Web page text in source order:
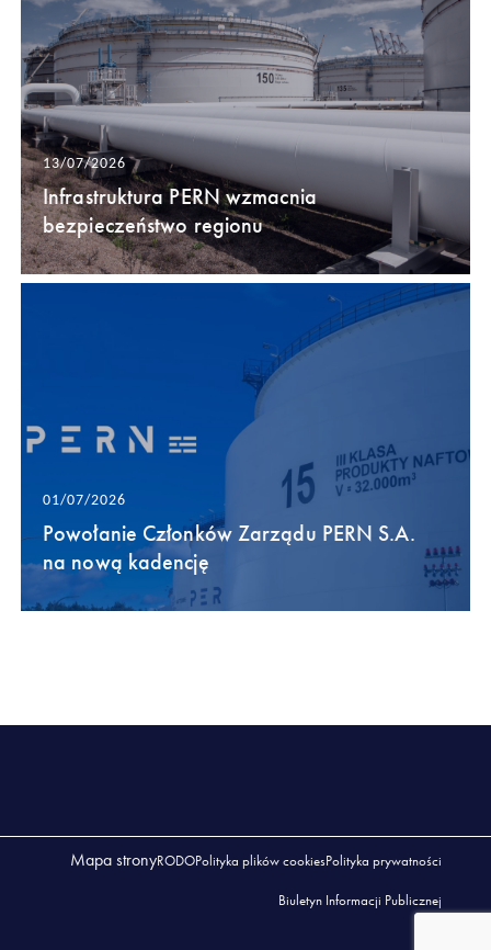
13/07/2026
Infrastruktura PERN wzmacnia
bezpieczeństwo regionu
01/07/2026
Powołanie Członków Zarządu PERN S.A.
na nową kadencję
Mapa stronyRODOPolityka plików cookiesPolityka prywatności
Biuletyn Informacji Publicznej